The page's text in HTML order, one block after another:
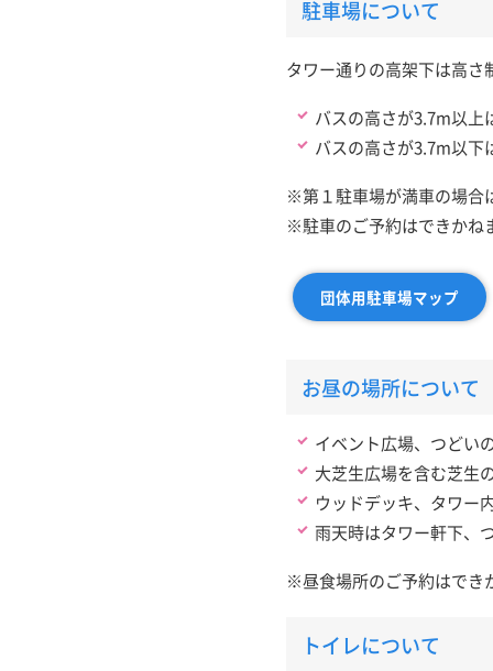
駐車場について
タワー通りの高架下は高
バスの高さが3.7m以上
バスの高さが3.7m以下
※第１駐車場が満車の場合
※駐車のご予約はできかね
団体用駐車場マップ
お昼の場所について
イベント広場、つどい
大芝生広場を含む芝生
ウッドデッキ、タワー
雨天時はタワー軒下、
※昼食場所のご予約はでき
トイレについて